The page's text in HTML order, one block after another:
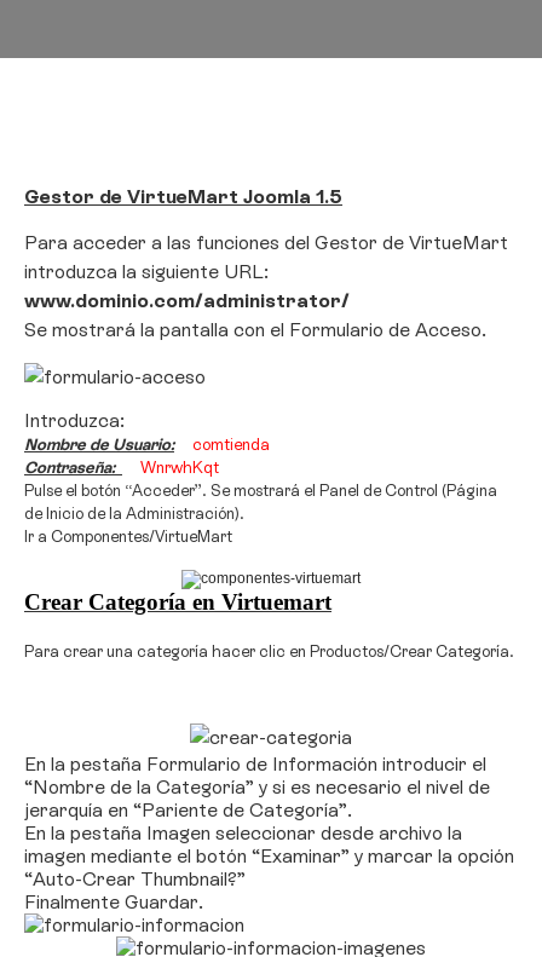
Gestor de VirtueMart Joomla 1.5
Para acceder a las funciones del Gestor de VirtueMart
introduzca la siguiente URL:
www.dominio.com/administrator/
Se mostrará la pantalla con el Formulario de Acceso.
Introduzca:
Nombre de Usuario:
comtienda
Contraseña:
WnrwhKqt
Pulse el botón “Acceder”. Se mostrará el Panel de Control (Página
de Inicio de la Administración).
Ir a Componentes/VirtueMart
Crear Categoría en Virtuemart
Para crear una categoría hacer clic en Productos/Crear Categoría.
En la pestaña Formulario de Información introducir el
“Nombre de la Categoría” y si es necesario el nivel de
jerarquía en “Pariente de Categoría”.
En la pestaña Imagen seleccionar desde archivo la
imagen mediante el botón “Examinar” y marcar la opción
“Auto-Crear Thumbnail?”
Finalmente Guardar.